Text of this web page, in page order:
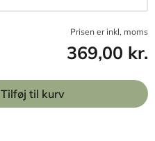
Prisen er inkl, moms
369,00 kr.
Tilføj til kurv